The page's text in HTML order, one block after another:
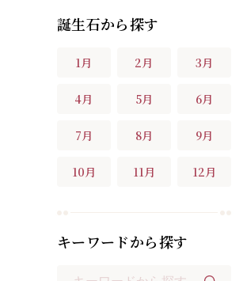
誕生石から探す
1月 2月 3月
4月 5月 6月
7月 8月 9月
10月 11月 12月
キーワードから探す